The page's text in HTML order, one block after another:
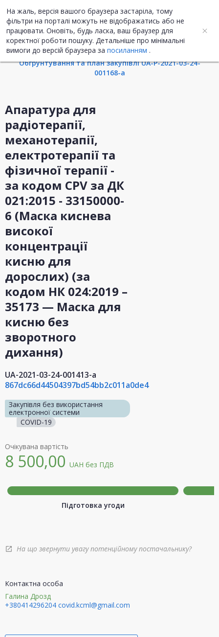
На жаль, версія вашого браузера застаріла, тому
фільтри на порталі можуть не відображатись або не
працювати. Оновіть, будь ласка, ваш браузер для
коректної роботи пошуку. Детальніше про мінімальні
вимоги до версій браузера за посиланням .
UA ENG
Інформація про закупівлю
Обгрунтування та план закупівлі UA-P-2021-03-24-
001168-a
Апаратура для
радіотерапії,
механотерапії,
електротерапії та
фізичної терапії -
за кодом CPV за ДК
021:2015 - 33150000-
6 (Маска киснева
високої
концентрації
кисню для
дорослих) (за
кодом НК 024:2019 –
35173 — Маска для
кисню без
зворотного
дихання)
UA-2021-03-24-001413-a
867dc66d44504397bd54bb2c011a0de4
Закупівля без використання
електронної системи
COVID-19
Очікувана вартість
8 500,00 UAH без ПДВ
Підготовка угоди
open_in_new На що звернути увагу потенційному постачальнику?
Контактна особа
Галина Дрозд
+380414296204 covid.kcml@gmail.com